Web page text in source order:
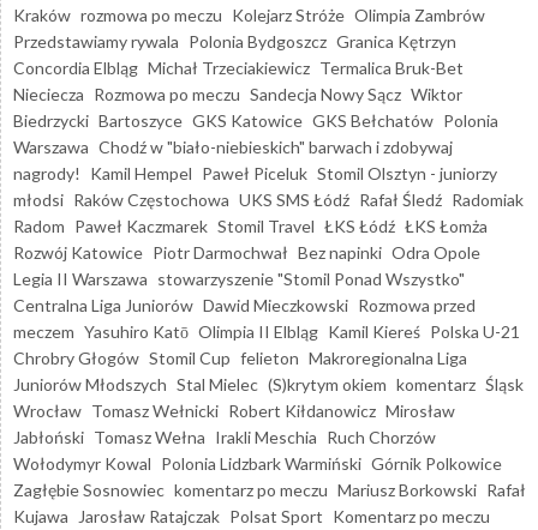
Kraków rozmowa po meczu Kolejarz Stróże Olimpia Zambrów
Przedstawiamy rywala Polonia Bydgoszcz Granica Kętrzyn
Concordia Elbląg Michał Trzeciakiewicz Termalica Bruk-Bet
Nieciecza Rozmowa po meczu Sandecja Nowy Sącz Wiktor
Biedrzycki Bartoszyce GKS Katowice GKS Bełchatów Polonia
Warszawa Chodź w "biało-niebieskich" barwach i zdobywaj
nagrody!
Kamil Hempel Paweł Piceluk Stomil Olsztyn - juniorzy
młodsi Raków Częstochowa UKS SMS Łódź Rafał Śledź Radomiak
Radom Paweł Kaczmarek Stomil Travel ŁKS Łódź ŁKS Łomża
Rozwój Katowice Piotr Darmochwał Bez napinki Odra Opole
Legia II Warszawa stowarzyszenie "Stomil Ponad Wszystko"
Centralna Liga Juniorów Dawid Mieczkowski Rozmowa przed
meczem Yasuhiro Katō Olimpia II Elbląg Kamil Kiereś Polska U-21
Chrobry Głogów Stomil Cup felieton Makroregionalna Liga
Juniorów Młodszych Stal Mielec (S)krytym okiem komentarz Śląsk
Wrocław Tomasz Wełnicki Robert Kiłdanowicz Mirosław
Jabłoński Tomasz Wełna Irakli Meschia Ruch Chorzów
Wołodymyr Kowal Polonia Lidzbark Warmiński Górnik Polkowice
Zagłębie Sosnowiec komentarz po meczu Mariusz Borkowski Rafał
Kujawa
Jarosław Ratajczak Polsat Sport Komentarz po meczu